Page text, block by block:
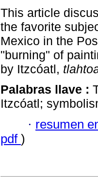
This article
the favorite
Mexico in the
"burning" of
by Itzcóatl,
Palabras llave :
Itzcóatl;
· resumen
pdf )